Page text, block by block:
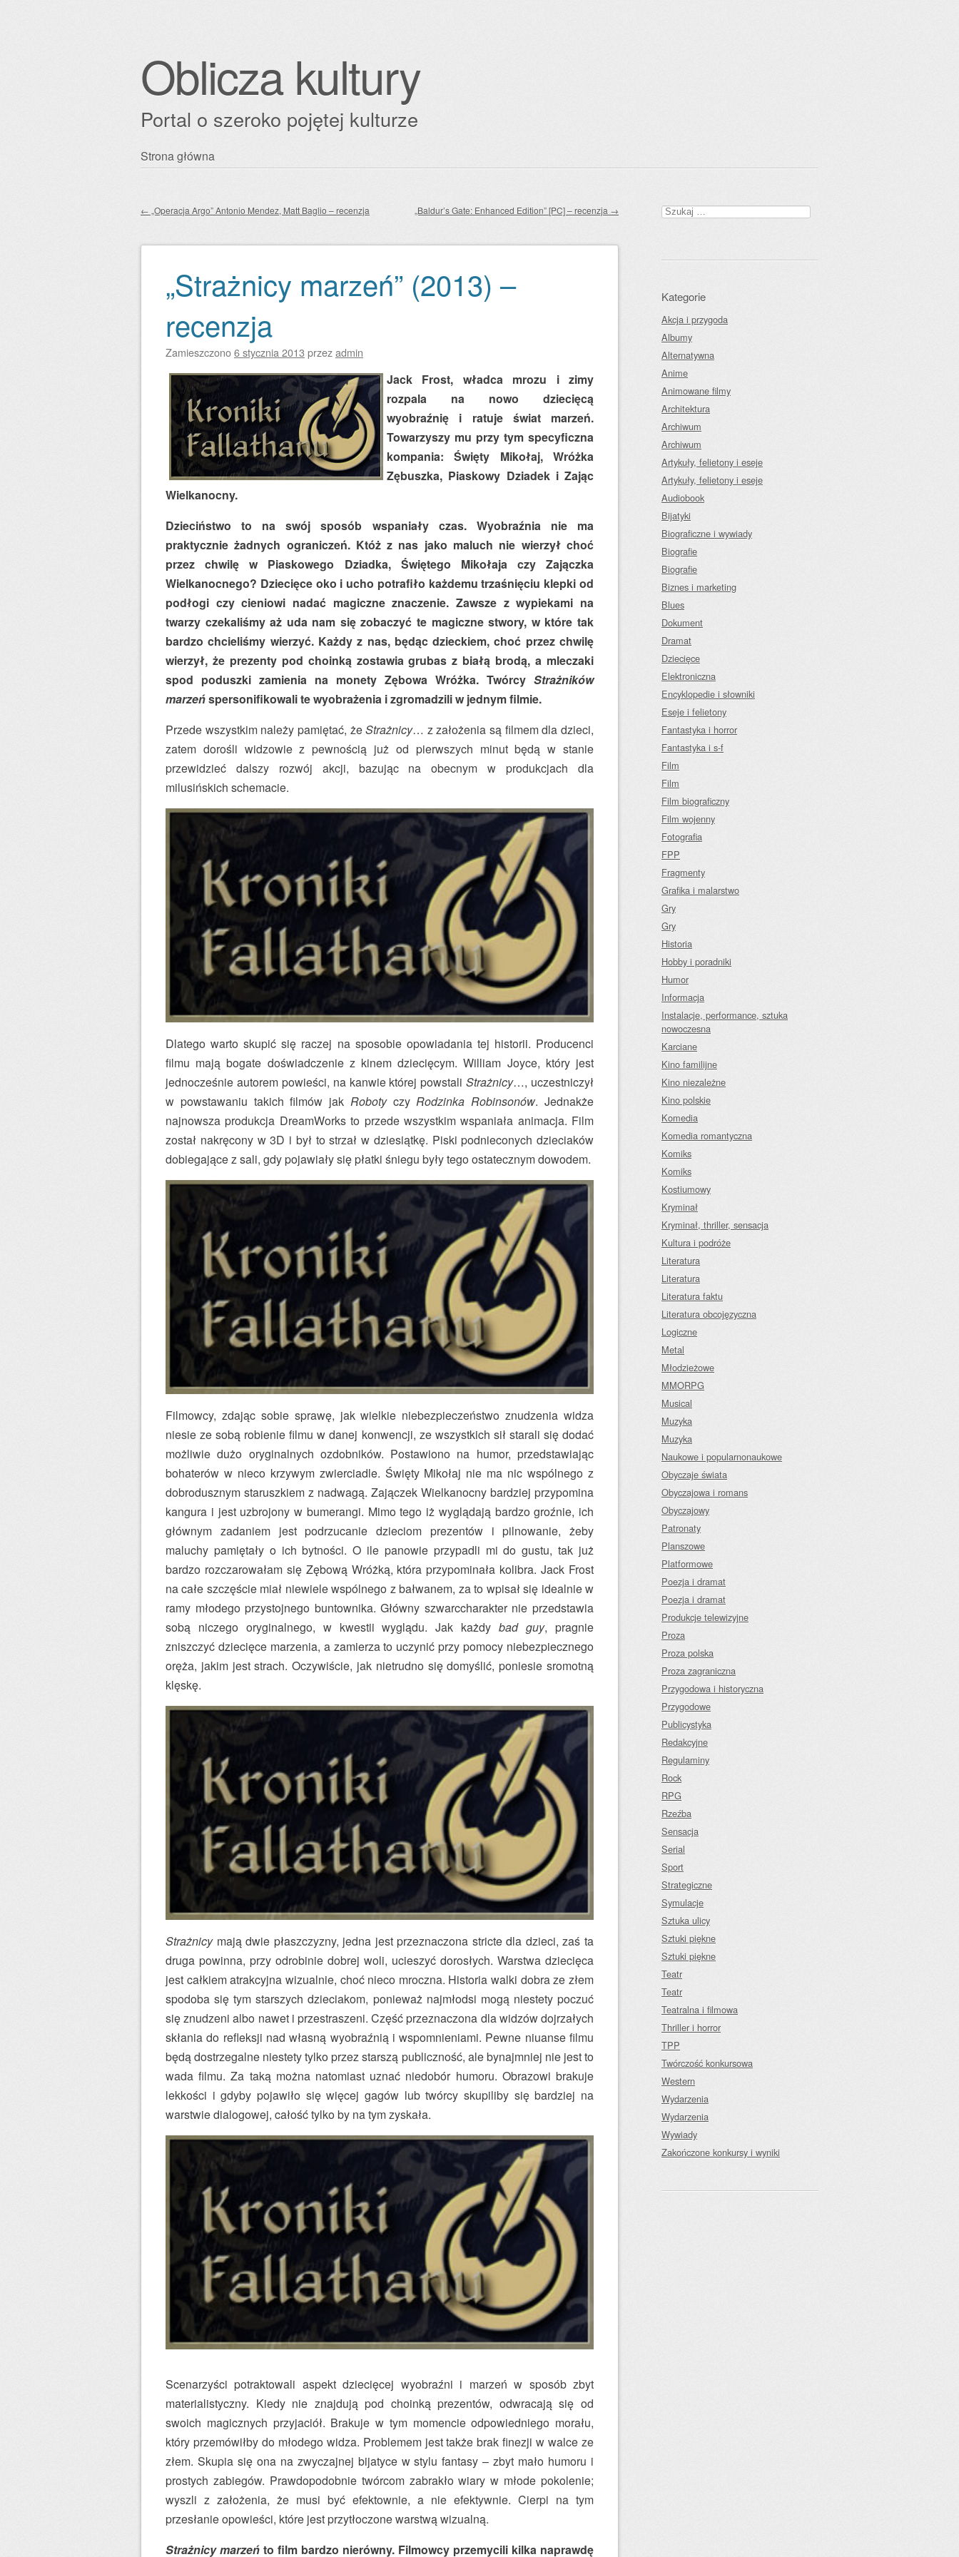
Oblicza kultury
Portal o szeroko pojętej kulturze
Przejdź
Strona główna
Zobacz wpisy
← „Operacja Argo” Antonio Mendez, Matt Baglio – recenzja „Baldur’s Gate: Enhanced Edition” [PC] – recenzja →
„Strażnicy marzeń” (2013) –
recenzja
Zamieszczono6 stycznia 2013 przezadmin
Jack Frost, władca mrozu i zimy
rozpala na nowo dziecięcą
wyobraźnię i ratuje świat marzeń.
Towarzyszy mu przy tym specyficzna
kompania: Święty Mikołaj, Wróżka
Zębuszka, Piaskowy Dziadek i Zając
Wielkanocny.
Dzieciństwo to na swój sposób wspaniały czas. Wyobraźnia nie ma
praktycznie żadnych ograniczeń. Któż z nas jako maluch nie wierzył choć
przez chwilę w Piaskowego Dziadka, Świętego Mikołaja czy Zajączka
Wielkanocnego? Dziecięce oko i ucho potrafiło każdemu trzaśnięciu klepki od
podłogi czy cieniowi nadać magiczne znaczenie. Zawsze z wypiekami na
twarzy czekaliśmy aż uda nam się zobaczyć te magiczne stwory, w które tak
bardzo chcieliśmy wierzyć. Każdy z nas, będąc dzieckiem, choć przez chwilę
wierzył, że prezenty pod choinką zostawia grubas z białą brodą, a mleczaki
spod poduszki zamienia na monety Zębowa Wróżka. Twórcy Strażników
marzeńspersonifikowali te wyobrażenia i zgromadzili w jednym filmie.
Przede wszystkim należy pamiętać, żeStrażnicy… z założenia są filmem dla dzieci,
zatem dorośli widzowie z pewnością już od pierwszych minut będą w stanie
przewidzieć dalszy rozwój akcji, bazując na obecnym w produkcjach dla
milusińskich schemacie.
Dlatego warto skupić się raczej na sposobie opowiadania tej historii. Producenci
filmu mają bogate doświadczenie z kinem dziecięcym. William Joyce, który jest
jednocześnie autorem powieści, na kanwie której powstaliStrażnicy…, uczestniczył
w powstawaniu takich filmów jak RobotyczyRodzinka Robinsonów. Jednakże
najnowsza produkcja DreamWorks to przede wszystkim wspaniała animacja. Film
został nakręcony w 3D i był to strzał w dziesiątkę. Piski podnieconych dzieciaków
dobiegające z sali, gdy pojawiały się płatki śniegu były tego ostatecznym dowodem.
Filmowcy, zdając sobie sprawę, jak wielkie niebezpieczeństwo znudzenia widza
niesie ze sobą robienie filmu w danej konwencji, ze wszystkich sił starali się dodać
możliwie dużo oryginalnych ozdobników. Postawiono na humor, przedstawiając
bohaterów w nieco krzywym zwierciadle. Święty Mikołaj nie ma nic wspólnego z
dobrodusznym staruszkiem z nadwagą. Zajączek Wielkanocny bardziej przypomina
kangura i jest uzbrojony w bumerangi. Mimo tego iż wyglądają bardzo groźnie, ich
głównym zadaniem jest podrzucanie dzieciom prezentów i pilnowanie, żeby
maluchy pamiętały o ich bytności. O ile panowie przypadli mi do gustu, tak już
bardzo rozczarowałam się Zębową Wróżką, która przypominała kolibra. Jack Frost
na całe szczęście miał niewiele wspólnego z bałwanem, za to wpisał się idealnie w
ramy młodego przystojnego buntownika. Główny szwarccharakter nie przedstawia
sobą niczego oryginalnego, w kwestii wyglądu. Jak każdybad guy, pragnie
zniszczyć dziecięce marzenia, a zamierza to uczynić przy pomocy niebezpiecznego
oręża, jakim jest strach. Oczywiście, jak nietrudno się domyślić, poniesie sromotną
klęskę.
Strażnicymają dwie płaszczyzny, jedna jest przeznaczona stricte dla dzieci, zaś ta
druga powinna, przy odrobinie dobrej woli, ucieszyć dorosłych. Warstwa dziecięca
jest całkiem atrakcyjna wizualnie, choć nieco mroczna. Historia walki dobra ze złem
spodoba się tym starszych dzieciakom, ponieważ najmłodsi mogą niestety poczuć
się znudzeni albo nawet i przestraszeni. Część przeznaczona dla widzów dojrzałych
skłania do refleksji nad własną wyobraźnią i wspomnieniami. Pewne niuanse filmu
będą dostrzegalne niestety tylko przez starszą publiczność, ale bynajmniej nie jest to
wada filmu. Za taką można natomiast uznać niedobór humoru. Obrazowi brakuje
lekkości i gdyby pojawiło się więcej gagów lub twórcy skupiliby się bardziej na
warstwie dialogowej, całość tylko by na tym zyskała.
Scenarzyści potraktowali aspekt dziecięcej wyobraźni i marzeń w sposób zbyt
materialistyczny. Kiedy nie znajdują pod choinką prezentów, odwracają się od
swoich magicznych przyjaciół. Brakuje w tym momencie odpowiedniego morału,
który przemówiłby do młodego widza. Problemem jest także brak finezji w walce ze
złem. Skupia się ona na zwyczajnej bijatyce w stylu fantasy – zbyt mało humoru i
prostych zabiegów. Prawdopodobnie twórcom zabrakło wiary w młode pokolenie;
wyszli z założenia, że musi być efektownie, a nie efektywnie. Cierpi na tym
przesłanie opowieści, które jest przytłoczone warstwą wizualną.
Strażnicy marzeń to film bardzo nierówny. Filmowcy przemycili kilka naprawdę
Szukaj:
Kategorie
Akcja i przygoda
Albumy
Alternatywna
Anime
Animowane filmy
Architektura
Archiwum
Archiwum
Artykuły, felietony i eseje
Artykuły, felietony i eseje
Audiobook
Bijatyki
Biograficzne i wywiady
Biografie
Biografie
Biznes i marketing
Blues
Dokument
Dramat
Dziecięce
Elektroniczna
Encyklopedie i słowniki
Eseje i felietony
Fantastyka i horror
Fantastyka i s-f
Film
Film
Film biograficzny
Film wojenny
Fotografia
FPP
Fragmenty
Grafika i malarstwo
Gry
Gry
Historia
Hobby i poradniki
Humor
Informacja
Instalacje, performance, sztuka
nowoczesna
Karciane
Kino familijne
Kino niezależne
Kino polskie
Komedia
Komedia romantyczna
Komiks
Komiks
Kostiumowy
Kryminał
Kryminał, thriller, sensacja
Kultura i podróże
Literatura
Literatura
Literatura faktu
Literatura obcojęzyczna
Logiczne
Metal
Młodzieżowe
MMORPG
Musical
Muzyka
Muzyka
Naukowe i popularnonaukowe
Obyczaje świata
Obyczajowa i romans
Obyczajowy
Patronaty
Planszowe
Platformowe
Poezja i dramat
Poezja i dramat
Produkcje telewizyjne
Proza
Proza polska
Proza zagraniczna
Przygodowa i historyczna
Przygodowe
Publicystyka
Redakcyjne
Regulaminy
Rock
RPG
Rzeźba
Sensacja
Serial
Sport
Strategiczne
Symulacje
Sztuka ulicy
Sztuki piękne
Sztuki piękne
Teatr
Teatr
Teatralna i filmowa
Thriller i horror
TPP
Twórczość konkursowa
Western
Wydarzenia
Wydarzenia
Wywiady
Zakończone konkursy i wyniki